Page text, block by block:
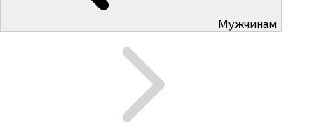
Мужчинам